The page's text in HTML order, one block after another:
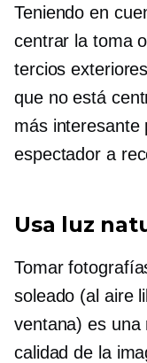
Teniendo en
centrar la toma
tercios
que no está
más interesante
espectador a
Usa luz
Tomar
soleado (al aire
ventana) es una
calidad de la